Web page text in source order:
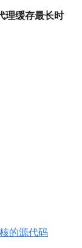
理缓存最长时
的源代码